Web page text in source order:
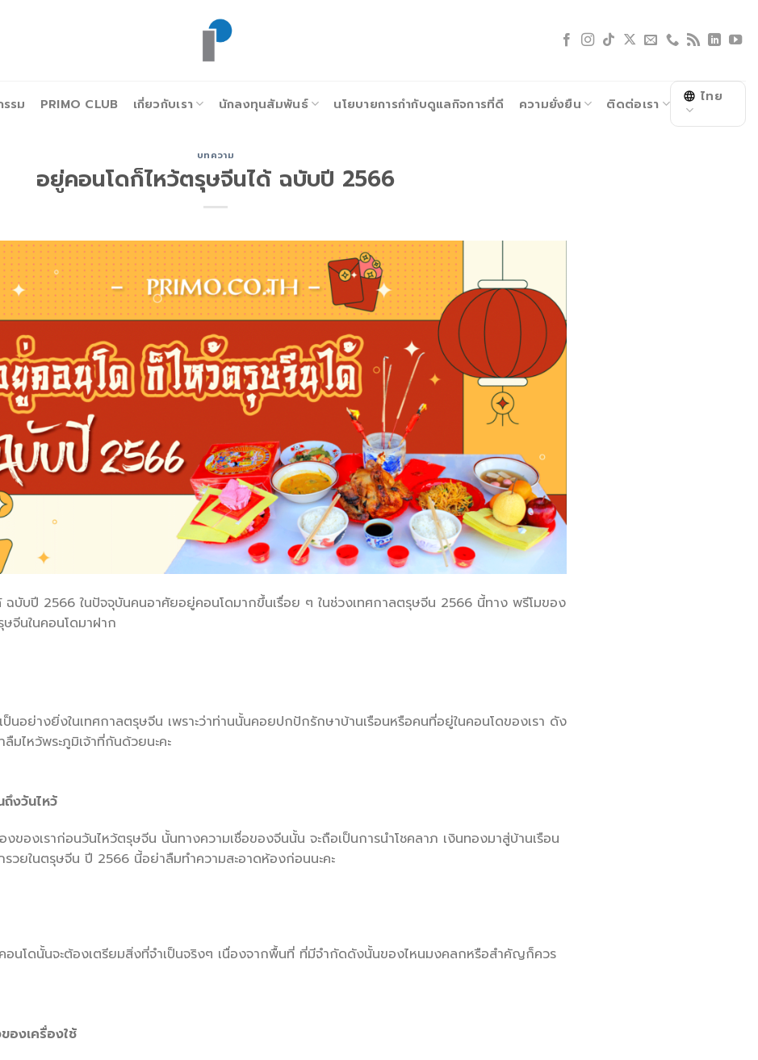
รรม PRIMO CLUB เกี่ยวกับเรา นักลงทุนสัมพันธ์ นโยบายการกำกับดูแลกิจการที่ดี ความยั่งยืน ติดต่อเรา ไทย
บทความ
อยู่คอนโดก็ไหว้ตรุษจีนได้ ฉบับปี 2566
ฉบับปี 2566 ในปัจจุบันคนอาศัยอยู่คอนโดมากขึ้นเรื่อย ๆ ในช่วงเทศกาลตรุษจีน 2566 นี้ทาง พรีโมของ
ษจีนในคอนโดมาฝาก
ป็นอย่างยิ่งในเทศกาลตรุษจีน เพราะว่าท่านนั้นคอยปกปักรักษาบ้านเรือนหรือคนที่อยู่ในคอนโดของเรา ดัง
ไหว้พระภูมิเจ้าที่กันด้วยนะคะ
ถึงวันไหว้
งของเราก่อนวันไหว้ตรุษจีน นั้นทางความเชื่อของจีนนั้น จะถือเป็นการนำโชคลาภ เงินทองมาสู่บ้านเรือน
รวยในตรุษจีน ปี 2566 นี้อย่าลืมทำความสะอาดห้องก่อนนะคะ
อนโดนั้นจะต้องเตรียมสิ่งที่จำเป็นจริงๆ เนื่องจากพื้นที่ ที่มีจำกัดดังนั้นของไหนมงคลกหรือสำคัญก็ควร
องเครื่องใช้